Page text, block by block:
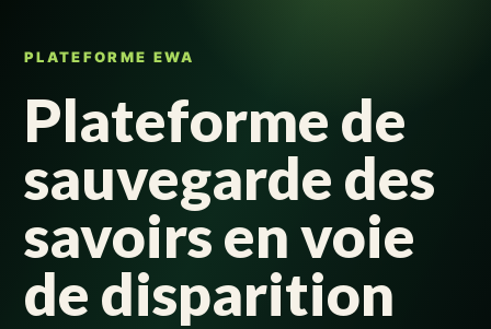
PLATEFORME EWA
Plateforme de
sauvegarde des
savoirs en voie
de disparition